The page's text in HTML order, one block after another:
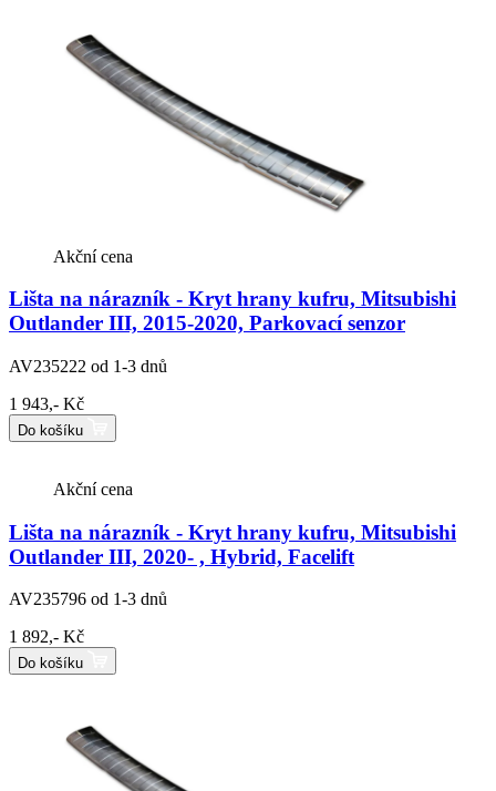
Akční cena
Lišta na nárazník - Kryt hrany kufru, Mitsubishi
Outlander III, 2015-2020, Parkovací senzor
AV235222 od 1-3 dnů
1 943,- Kč
Do košíku
Akční cena
Lišta na nárazník - Kryt hrany kufru, Mitsubishi
Outlander III, 2020- , Hybrid, Facelift
AV235796 od 1-3 dnů
1 892,- Kč
Do košíku